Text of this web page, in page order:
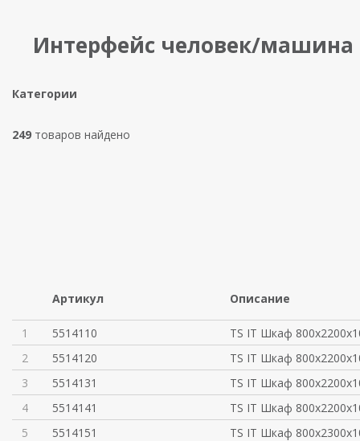
Интерфейс человек/
Категории
249 товаров найдено
Артикул Описание
1 5514110
TS IT Шкаф
2
5514120
TS IT Шкаф
3
5514131
TS IT Шкаф
4
5514141
TS IT Шкаф
5
5514151
TS IT Шкаф